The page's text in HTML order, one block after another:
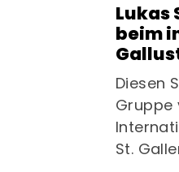
Lukas
beim
Diesen
Gruppe
St.